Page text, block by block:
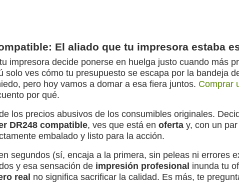
El aliado que tu impresora estaba
impresora decide ponerse en huelga justo cuando más
solo ves cómo tu presupuesto se escapa por la bandeja
pero hoy vamos a domar a esa fiera juntos. Comprar
por qué.
los precios abusivos de los consumibles originales.
DR248 compatible, ves que está en oferta y, con un
embalado y listo para la acción.
segundos (sí, encaja a la primera, sin peleas ni errores
y esa sensación de impresión profesional inunda tu
real no significa sacrificar la calidad. Es más, te